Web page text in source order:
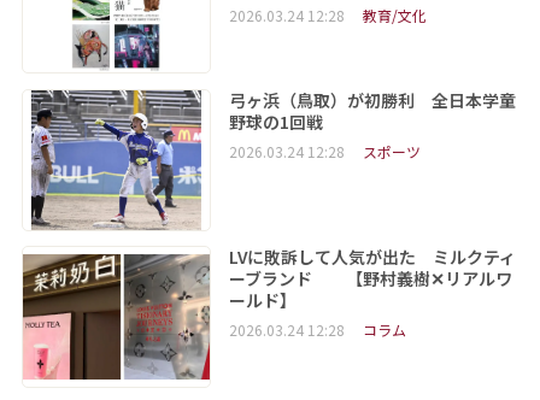
2026.03.24 12:28 教育/文化
弓ヶ浜（鳥取）が初勝利 全日本学童
野球の1回戦
2026.03.24 12:28 スポーツ
LVに敗訴して人気が出た ミルクティ
ーブランド 【野村義樹✕リアルワ
ールド】
2026.03.24 12:28 コラム